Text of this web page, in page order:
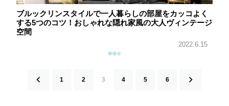
ブルックリンスタイルで一人暮らしの部屋をカッコよく
する5つのコツ！おしゃれな隠れ家風の大人ヴィンテージ
空間
2022.6.15
1 2 3 4 5 6